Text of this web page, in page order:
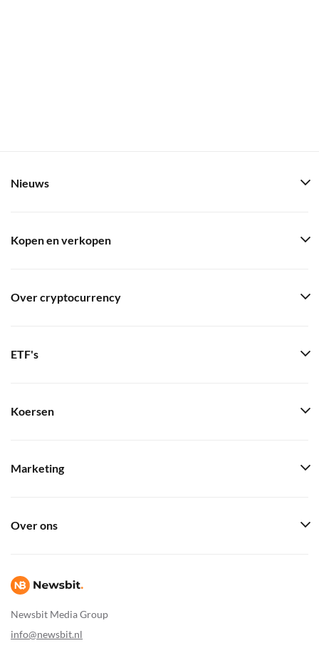
Newsbit Media Group
info@newsbit.nl
Nieuws
Kopen en verkopen
Over cryptocurrency
ETF's
Koersen
Marketing
Over ons